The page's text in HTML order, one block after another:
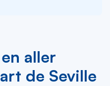
aller
de Seville